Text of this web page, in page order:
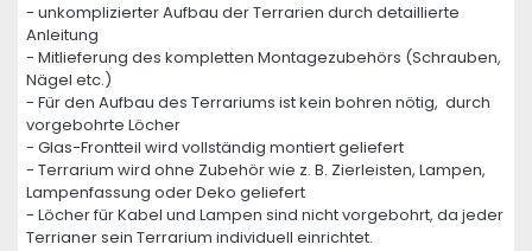
- unkomplizierter Aufbau der Terrarien durch detaillierte
Anleitung
- Mitlieferung des kompletten Montagezubehörs (Schrauben,
Nägel etc.)
- Für den Aufbau des Terrariums ist kein bohren nötig, durch
vorgebohrte Löcher
- Glas-Frontteil wird vollständig montiert geliefert
- Terrarium wird ohne Zubehör wie z. B. Zierleisten, Lampen,
Lampenfassung oder Deko geliefert
- Löcher für Kabel und Lampen sind nicht vorgebohrt, da jeder
Terrianer sein Terrarium individuell einrichtet.